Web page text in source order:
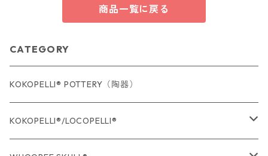
商品一覧に戻る
CATEGORY
KOKOPELLI® POTTERY（陶器）
KOKOPELLI®/LOCOPELLI®